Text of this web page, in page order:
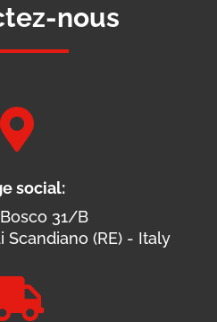
nous

social:
31/B
Scandiano (RE) - Italy